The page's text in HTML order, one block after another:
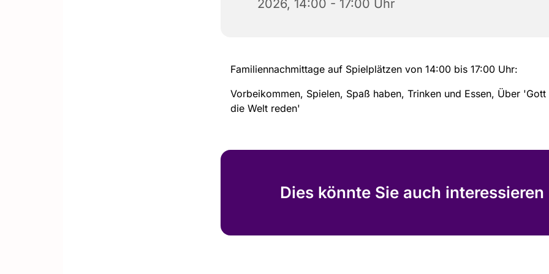
2026, 14:00 - 17:00 Uhr
Familiennachmittage auf Spielplätzen von 14:00 bis 17:00 Uhr:
Vorbeikommen, Spielen, Spaß haben, Trinken und Essen, Über 'Gott
die Welt reden'
Dies könnte Sie auch interessieren